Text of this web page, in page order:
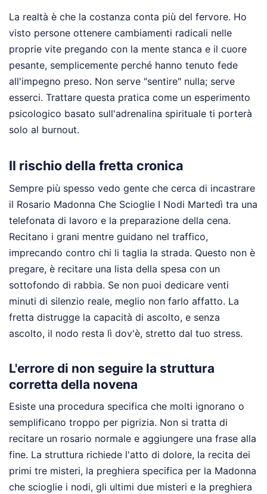
La realtà è che la costanza conta più del fervore. Ho
visto persone ottenere cambiamenti radicali nelle
proprie vite pregando con la mente stanca e il cuore
pesante, semplicemente perché hanno tenuto fede
all'impegno preso. Non serve "sentire" nulla; serve
esserci. Trattare questa pratica come un esperimento
psicologico basato sull'adrenalina spirituale ti porterà
solo al burnout.
Il rischio della fretta cronica
Sempre più spesso vedo gente che cerca di incastrare
il Rosario Madonna Che Scioglie I Nodi Martedì tra una
telefonata di lavoro e la preparazione della cena.
Recitano i grani mentre guidano nel traffico,
imprecando contro chi li taglia la strada. Questo non è
pregare, è recitare una lista della spesa con un
sottofondo di rabbia. Se non puoi dedicare venti
minuti di silenzio reale, meglio non farlo affatto. La
fretta distrugge la capacità di ascolto, e senza
ascolto, il nodo resta lì dov'è, stretto dal tuo stress.
L'errore di non seguire la struttura
corretta della novena
Esiste una procedura specifica che molti ignorano o
semplificano troppo per pigrizia. Non si tratta di
recitare un rosario normale e aggiungere una frase alla
fine. La struttura richiede l'atto di dolore, la recita dei
primi tre misteri, la preghiera specifica per la Madonna
che scioglie i nodi, gli ultimi due misteri e la preghiera